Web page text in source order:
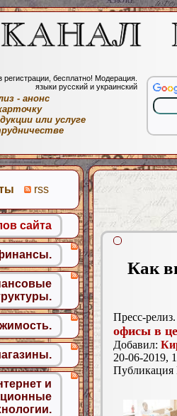
Как
Пресс-релиз.
офисы в
Добавил:
20-06-2019,
rss
сайта
и
регистрации, бесплатно! Модерация.
языки русский и украинский
- анонс
или услуге